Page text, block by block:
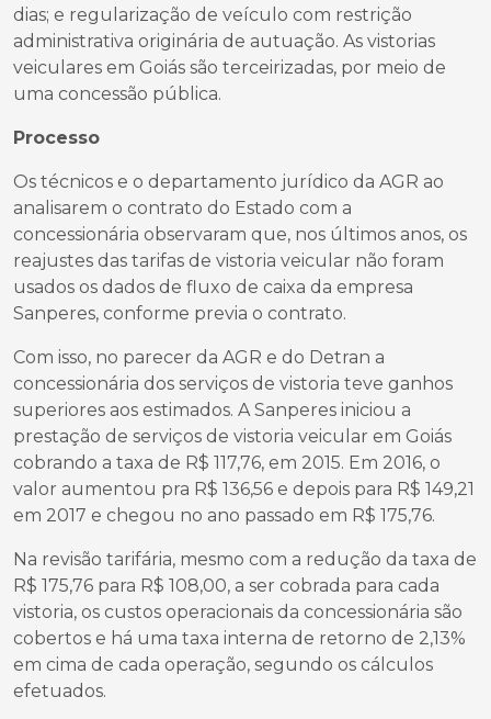
dias; e regularização de veículo com restrição
administrativa originária de autuação. As vistorias
veiculares em Goiás são terceirizadas, por meio de
uma concessão pública.
Processo
Os técnicos e o departamento jurídico da AGR ao
analisarem o contrato do Estado com a
concessionária observaram que, nos últimos anos, os
reajustes das tarifas de vistoria veicular não foram
usados os dados de fluxo de caixa da empresa
Sanperes, conforme previa o contrato.
Com isso, no parecer da AGR e do Detran a
concessionária dos serviços de vistoria teve ganhos
superiores aos estimados. A Sanperes iniciou a
prestação de serviços de vistoria veicular em Goiás
cobrando a taxa de R$ 117,76, em 2015. Em 2016, o
valor aumentou pra R$ 136,56 e depois para R$ 149,21
em 2017 e chegou no ano passado em R$ 175,76.
Na revisão tarifária, mesmo com a redução da taxa de
R$ 175,76 para R$ 108,00, a ser cobrada para cada
vistoria, os custos operacionais da concessionária são
cobertos e há uma taxa interna de retorno de 2,13%
em cima de cada operação, segundo os cálculos
efetuados.